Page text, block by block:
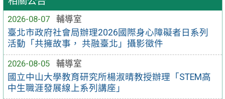
2026-08-07
輔導室
臺北市政府社會局辦理2026國際身心障礙者日系列
活動「共擁故事， 共融臺北」攝影徵件
2026-08-05
輔導室
國立中山大學教育研究所楊淑晴教授辦理「STEM高
中生職涯發展線上系列講座」